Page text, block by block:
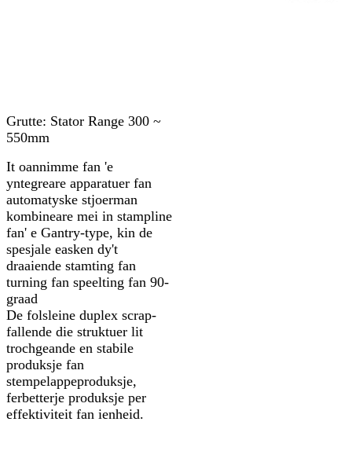
Grutte: Stator Range 300 ~
550mm
It oannimme fan 'e
yntegreare apparatuer fan
automatyske stjoerman
kombineare mei in stampline
fan' e Gantry-type, kin de
spesjale easken dy't
draaiende stamting fan
turning fan speelting fan 90-
graad
De folsleine duplex scrap-
fallende die struktuer lit
trochgeande en stabile
produksje fan
stempelappeproduksje,
ferbetterje produksje per
effektiviteit fan ienheid.